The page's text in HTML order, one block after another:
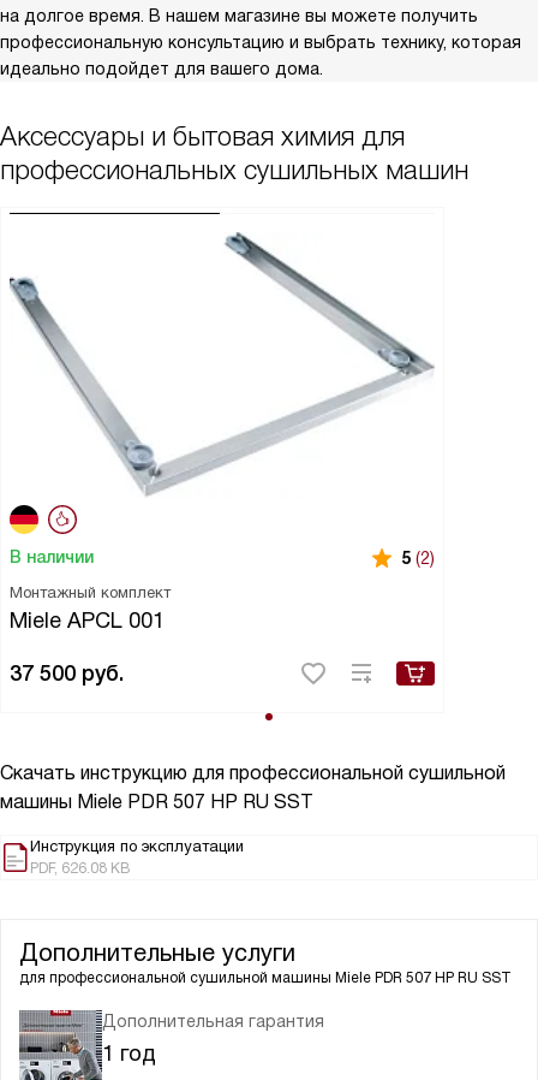
на долгое время. В нашем магазине вы можете получить
профессиональную консультацию и выбрать технику, которая
идеально подойдет для вашего дома.
Аксессуары и бытовая химия для
профессиональных сушильных машин
В наличии 5 (2)
Монтажный комплект
Miele APCL 001
37 500 руб.
Скачать инструкцию для профессиональной сушильной
машины Miele PDR 507 HP RU SST
Инструкция по эксплуатации
PDF, 626.08 KB
Дополнительные услуги
для профессиональной сушильной машины Miele PDR 507 HP RU SST
Дополнительная гарантия
1 год